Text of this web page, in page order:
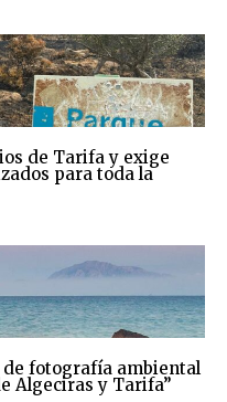
de Tarifa y exige
para toda la
de fotografía ambiental
Algeciras y Tarifa”